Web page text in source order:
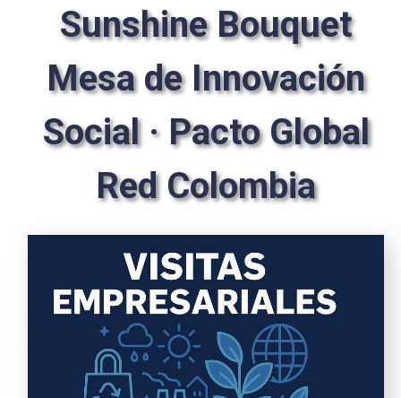
Sunshine Bouquet
Mesa de Innovación
Social · Pacto Global
Red Colombia